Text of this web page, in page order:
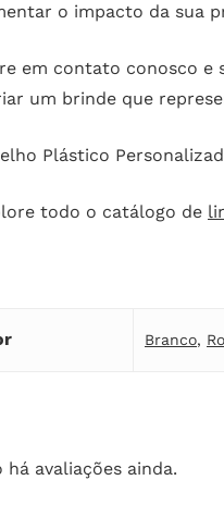
o impacto da sua
em contato conosco e
um brinde que
Plástico
todo o catálogo de
Branco,
há avaliações ainda.